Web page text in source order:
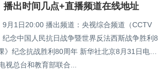
出时间几点+直播频道在线地址
月1日20:00 播出频道：央视综合频道（CCTV
纪念中国人民抗日战争暨世界反法西斯战争胜利8
》纪念抗战胜利80周年 新华社北京8月31日电
视总台和教育部联合...